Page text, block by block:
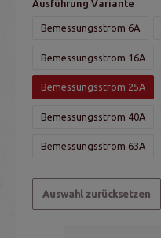
Ausführung Variante
Bemessungsstrom 6A
Bemessungsstrom 16A
Bemessungsstrom 25A
Bemessungsstrom 40A
Bemessungsstrom 63A
Auswahl zurücksetzen